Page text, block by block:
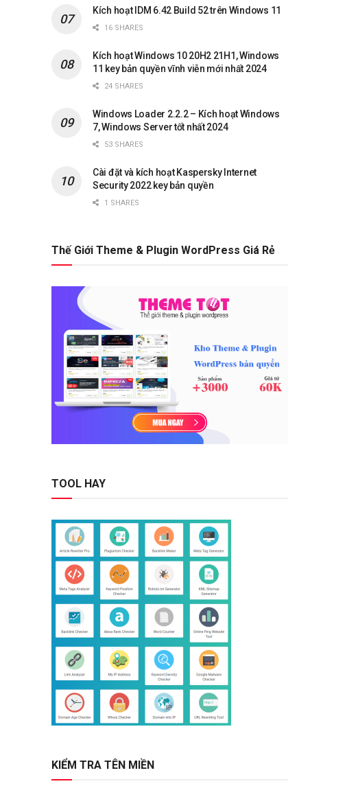
Kích hoạt IDM 6.42 Build 52 trên Windows 11
16 SHARES
Kích hoạt Windows 10 20H2 21H1, Windows
11 key bản quyền vĩnh viễn mới nhất 2024
24 SHARES
Windows Loader 2.2.2 – Kích hoạt Windows
7, Windows Server tốt nhất 2024
53 SHARES
Cài đặt và kích hoạt Kaspersky Internet
Security 2022 key bản quyền
1 SHARES
Thế Giới Theme & Plugin WordPress Giá Rẻ
TOOL HAY
KIỂM TRA TÊN MIỀN